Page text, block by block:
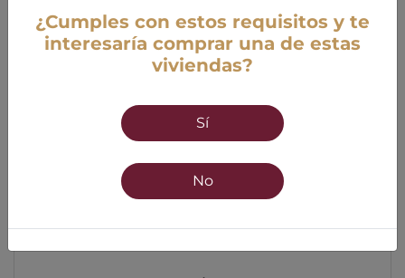
¿Cumples con estos requisitos y te
interesaría comprar una de estas
viviendas?
Sí
No
Edad
18 años mínimo 55 años máximo